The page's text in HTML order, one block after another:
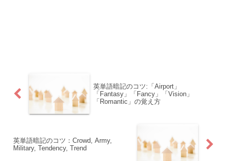
英単語暗記のコツ:「Airport」
「Fantasy」「Fancy」「Vision」
「Romantic」の覚え方
英単語暗記のコツ：Crowd, Army,
Military, Tendency, Trend